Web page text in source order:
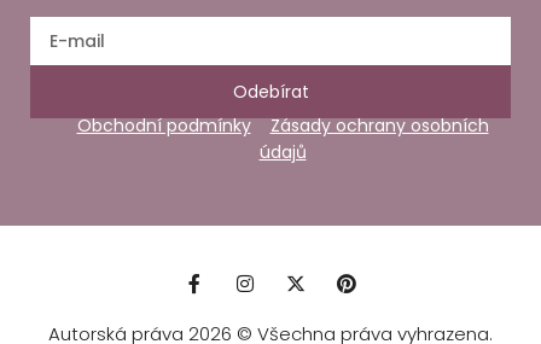
Odebírat
Obchodní podmínky
Zásady ochrany osobních
údajů
Autorská práva 2026 © Všechna práva vyhrazena.